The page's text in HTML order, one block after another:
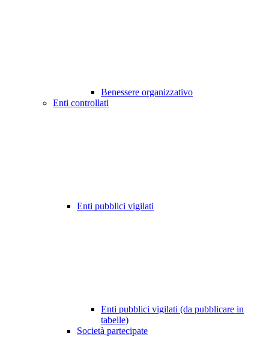
Benessere organizzativo
Enti controllati
Enti pubblici vigilati
Enti pubblici vigilati (da pubblicare in
tabelle)
Società partecipate